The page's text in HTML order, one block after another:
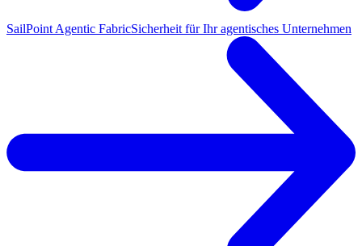
SailPoint Agentic FabricSicherheit für Ihr agentisches Unternehmen